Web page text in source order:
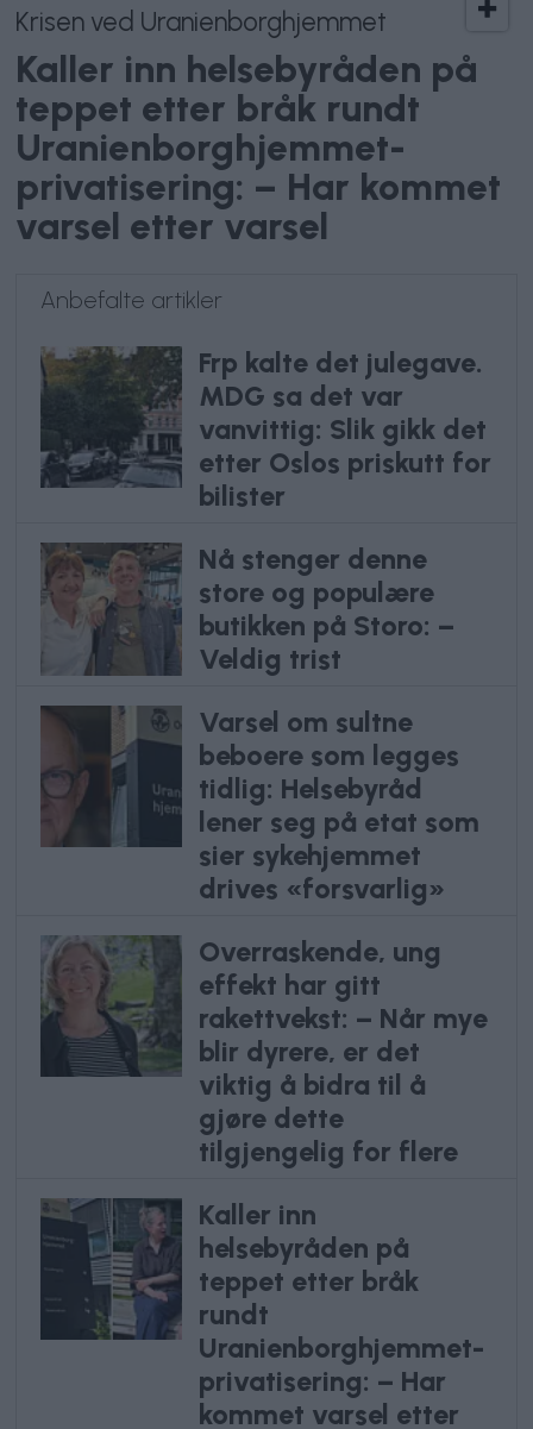
Krisen ved Uranienborghjemmet
Kaller inn helsebyråden på
teppet etter bråk rundt
Uranienborghjemmet-
privatisering: – Har kommet
varsel etter varsel
Anbefalte artikler
Frp kalte det julegave.
MDG sa det var
vanvittig: Slik gikk det
etter Oslos priskutt for
bilister
Nå stenger denne
store og populære
butikken på Storo: –
Veldig trist
Varsel om sultne
beboere som legges
tidlig: Helsebyråd
lener seg på etat som
sier sykehjemmet
drives «forsvarlig»
Overraskende, ung
effekt har gitt
rakettvekst: – Når mye
blir dyrere, er det
viktig å bidra til å
gjøre dette
tilgjengelig for flere
Kaller inn
helsebyråden på
teppet etter bråk
rundt
Uranienborghjemmet-
privatisering: – Har
kommet varsel etter